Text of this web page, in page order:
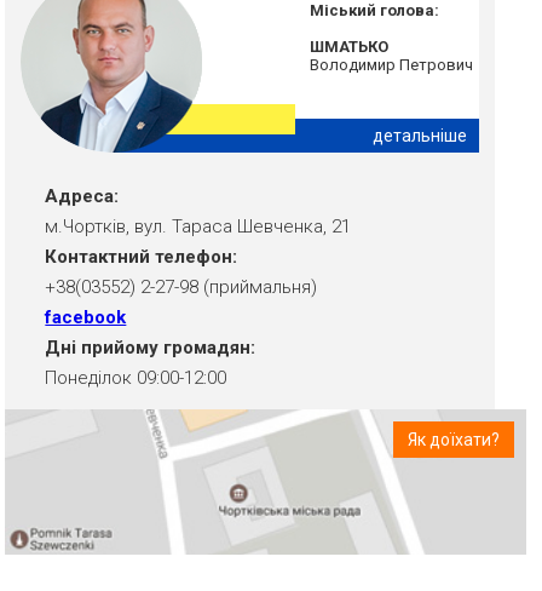
Міський голова:
ШМАТЬКО
Володимир Петрович
детальніше
Адреса:
м.Чортків, вул. Тараса Шевченка, 21
Контактний телефон:
+38(03552) 2-27-98 (приймальня)
facebook
Дні прийому громадян:
Понеділок 09:00-12:00
Як доїхати?